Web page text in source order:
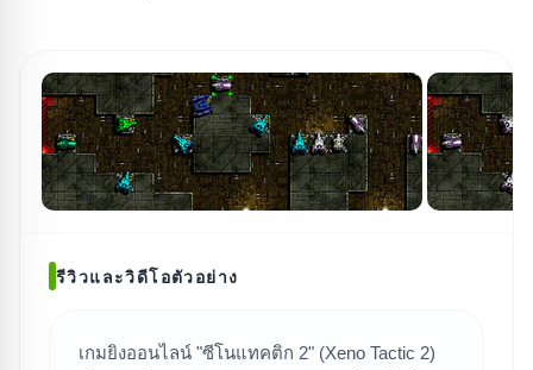
รีวิวและวิดีโอตัวอย่าง
เกมยิงออนไลน์ "ซีโนแทคติก 2" (Xeno Tactic 2)